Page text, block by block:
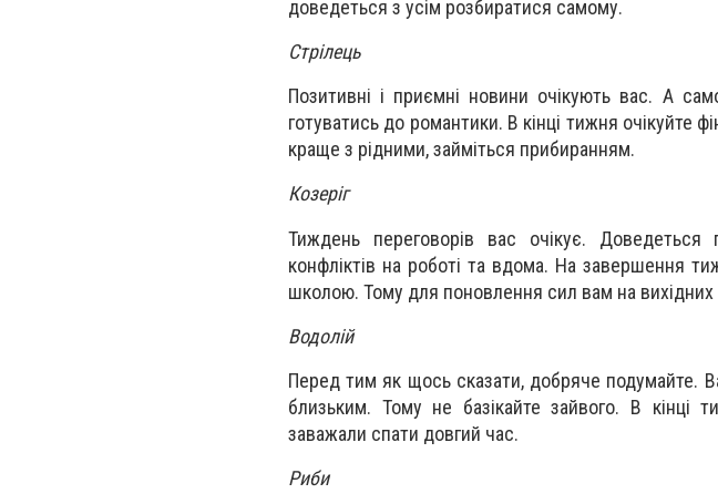
доведеться з усім розбиратися самому.
Стрілець
Позитивні і приємні новини очікують вас. А
готуватись до романтики. В кінці тижня очікуйте
краще з рідними, займіться прибиранням.
Козеріг
Тиждень переговорів вас очікує. Доведеться
конфліктів на роботі та вдома. На завершення
школою. Тому для поновлення сил вам на вихідних
Водолій
Перед тим як щось сказати, добряче подумайте.
близьким. Тому не базікайте зайвого. В кінці
заважали спати довгий час.
Риби